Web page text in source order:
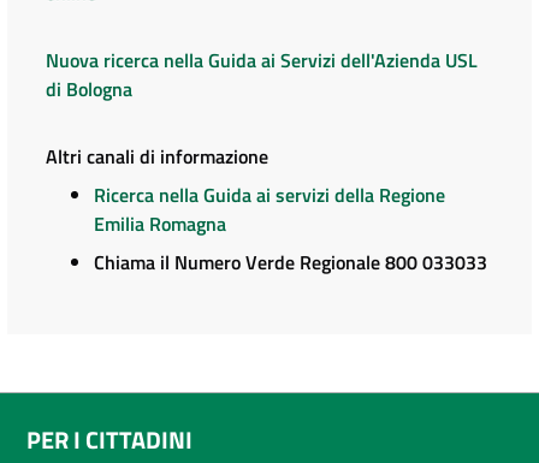
Nuova ricerca nella Guida ai Servizi dell'Azienda USL
di Bologna
Altri canali di informazione
Ricerca nella Guida ai servizi della Regione
Emilia Romagna
Chiama il Numero Verde Regionale 800 033033
PER I CITTADINI